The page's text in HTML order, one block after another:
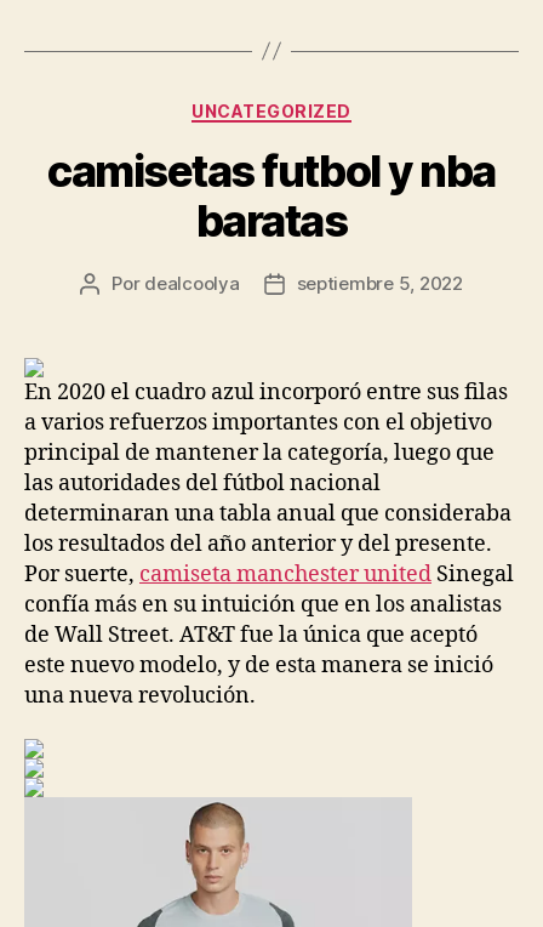
Categorías
UNCATEGORIZED
camisetas futbol y nba
baratas
Autor
Por dealcoolya
Fechaseptiembre 5, 2022
En 2020 el cuadro azul incorporó entre sus filas
a varios refuerzos importantes con el objetivo
principal de mantener la categoría, luego que
las autoridades del fútbol nacional
determinaran una tabla anual que consideraba
los resultados del año anterior y del presente.
Por suerte, camiseta manchester united Sinegal
confía más en su intuición que en los analistas
de Wall Street. AT&T fue la única que aceptó
este nuevo modelo, y de esta manera se inició
una nueva revolución.